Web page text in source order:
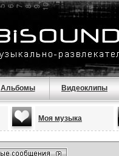
Альбомы Видеоклипы
Моя музыка